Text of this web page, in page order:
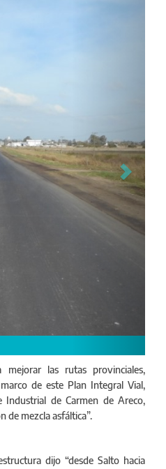
las rutas provinciales,
de este Plan Integral Vial,
de Carmen de Areco,
de mezcla asfáltica”.
dijo “desde Salto hacia